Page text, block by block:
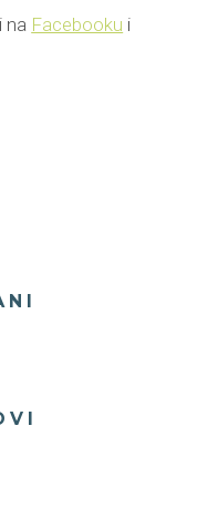
na Facebooku i